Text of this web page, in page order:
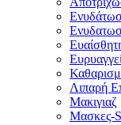
Λιπαρή
Μακιγιαζ
Μασκες-